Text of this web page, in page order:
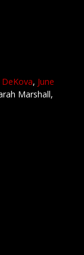
DeKova, June
Marshall,